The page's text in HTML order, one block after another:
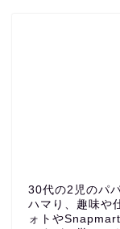
30代の2児のパ
ハマり、趣味や
ォトや